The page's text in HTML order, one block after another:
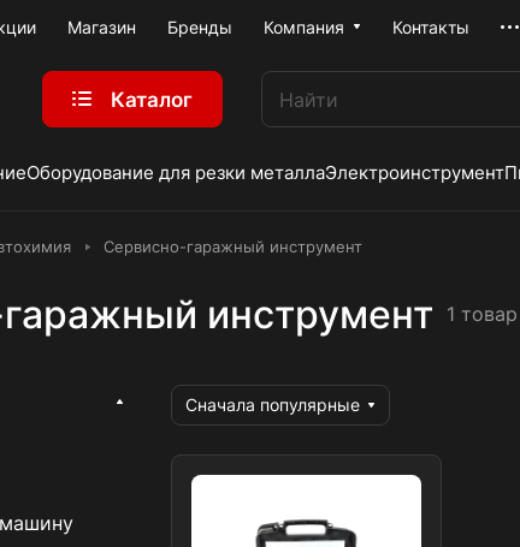
Магазин Бренды Компания Контакты
Каталог
Оборудование для резки металлаЭлектроинструмент
Сервисно-гаражный инструмент
инструмент 1 товар
Сначала популярные